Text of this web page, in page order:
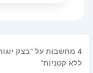
4 מחשבות על “בצק
ללא קטניות”